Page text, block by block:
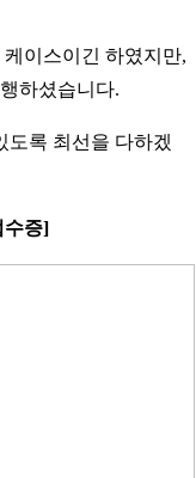
이스이긴 하였지만,
하셨습니다.
도록 최선을 다하겠
수증]